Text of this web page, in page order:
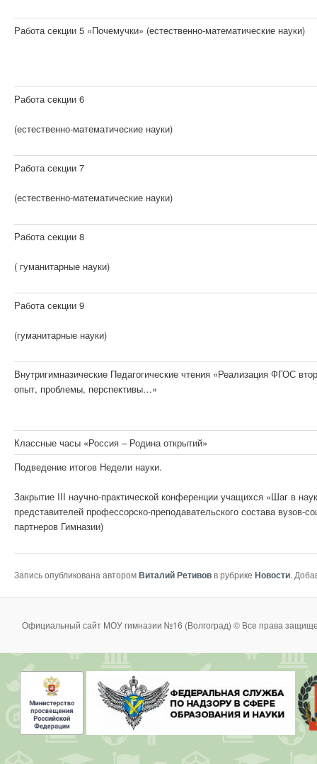
Работа секции 5 «Почемучки» (естественно-математические науки)
Работа секции 6
(естественно-математические науки)
Работа секции 7
(естественно-математические науки)
Работа секции 8
( гуманитарные науки)
Работа секции 9
(гуманитарные науки)
Внутригимназические Педагогические чтения «Реализация ФГОС
опыт, проблемы, перспективы…»
Классные часы «Россия – Родина открытий»
Подведение итогов Недели науки.
Закрытие III научно-практической конференции учащихся «Шаг в
представителей профессорско-преподавательского состава вузов-
партнеров Гимназии)
Запись опубликована авторомВиталий Ретивовв рубрике Новости.
Официальный сайт МОУ гимназии №16 (Волгоград) © Все права